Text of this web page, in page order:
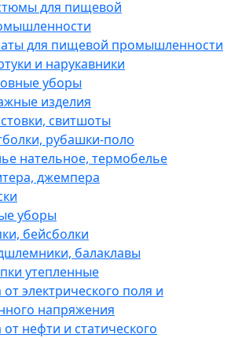
для пищевой
для пищевой промышленности
и нарукавники
уборы
изделия
свитшоты
рубашки-поло
нательное, термобелье
джемпера
уборы
бейсболки
балаклавы
утепленные
электрического поля и
напряжения
нефти и статического